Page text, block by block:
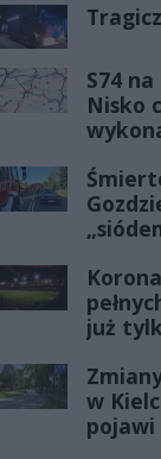
S74
Nisko
już
w
pojawi